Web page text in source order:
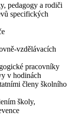
pedagogy a rodiči
specifických
vzdělávacích
pracovníky
v hodinách
členy školního
školy,